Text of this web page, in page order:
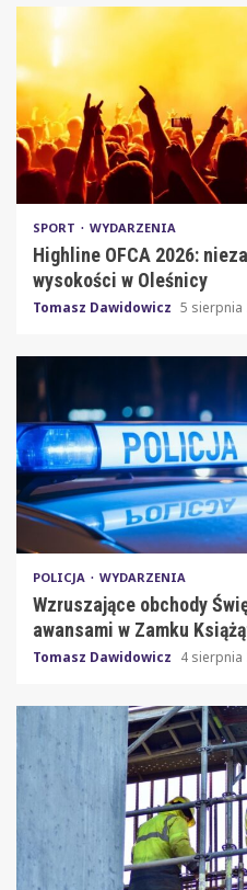
SPORT WYDARZENIA
Highline OFCA 2026:
wysokości w Oleśnicy
Tomasz Dawidowicz 5 sierpnia
POLICJA WYDARZENIA
Wzruszające obchody
awansami w Zamku
Tomasz Dawidowicz 4 sierpnia